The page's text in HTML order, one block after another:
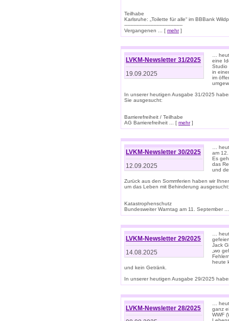
Teilhabe
Karlsruhe: „Toilette für alle“ im BBBank
--------------------------------------
Vergangenen ... [ mehr]
LVKM-Newsletter 31/2025
19.09.2025
…
eine
Studio
in
im
In unserer heutigen Ausgabe 31/2025
Sie ausgesucht:
Barrierefreiheit / Teilhabe
AG Barrierefreiheit ... [ mehr]
LVKM-Newsletter 30/2025
12.09.2025
…
am
Es
das
und
Zurück aus den Sommferien haben wir
um das Leben mit Behinderung ausgesucht:
Katastrophenschutz
Bundesweiter Warntag am 11. September
LVKM-Newsletter 29/2025
14.08.2025
…
Jack
„wo
heute
und kein Getränk.
In unserer heutigen Ausgabe 29/2025
LVKM-Newsletter 28/2025
…
ganz
WWF